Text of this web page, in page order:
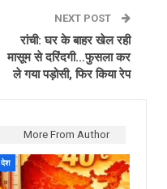
NEXT POST
रांची: घर के बाहर खेल रही
मासूम से दरिंदगी…फुसला कर
ले गया पड़ोसी, फिर किया रेप
More From Author
देश